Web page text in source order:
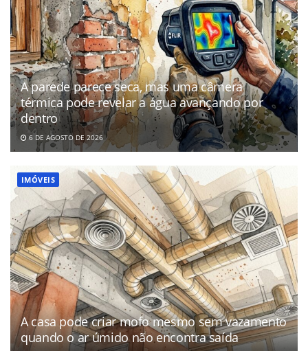
A parede parece seca, mas uma câmera
térmica pode revelar a água avançando por
dentro
6 DE AGOSTO DE 2026
IMÓVEIS
A casa pode criar mofo mesmo sem vazamento
quando o ar úmido não encontra saída